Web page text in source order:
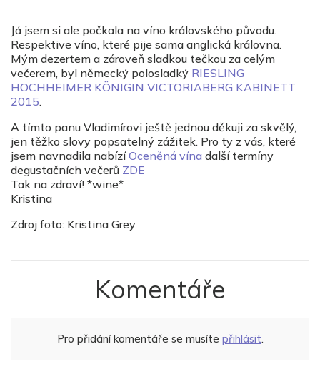
Já jsem si ale počkala na víno královského původu.
Respektive víno, které pije sama anglická královna.
Mým dezertem a zároveň sladkou tečkou za celým
večerem, byl německý polosladký RIESLING
HOCHHEIMER KÖNIGIN VICTORIABERG KABINETT
2015.
A tímto panu Vladimírovi ještě jednou děkuji za skvělý,
jen těžko slovy popsatelný zážitek. Pro ty z vás, které
jsem navnadila nabízíOceněná vína další termíny
degustačních večerů ZDE
Tak na zdraví! *wine*
Kristina
Zdroj foto: Kristina Grey
Komentáře
Pro přidání komentáře se musíte přihlásit.